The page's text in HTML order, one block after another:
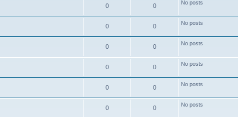
0 0 No posts
0 0 No posts
0 0 No posts
0 0 No posts
0 0 No posts
0 0 No posts